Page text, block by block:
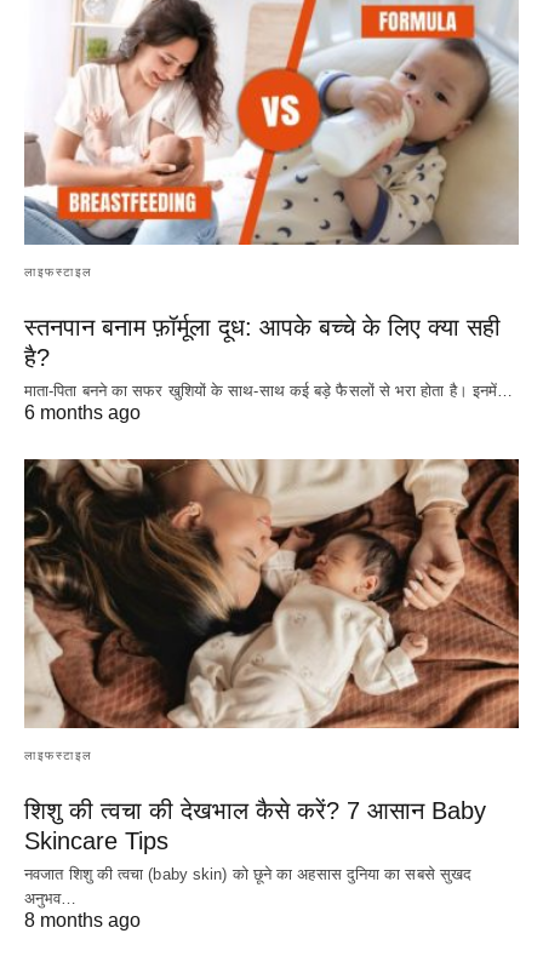
लाइफस्टाइल
स्तनपान बनाम फ़ॉर्मूला दूध: आपके बच्चे के लिए क्या सही
है?
माता-पिता बनने का सफर खुशियों के साथ-साथ कई बड़े फैसलों से भरा होता है। इनमें…
6 months ago
लाइफस्टाइल
शिशु की त्वचा की देखभाल कैसे करें? 7 आसान Baby
Skincare Tips
नवजात शिशु की त्वचा (baby skin) को छूने का अहसास दुनिया का सबसे सुखद
अनुभव…
8 months ago